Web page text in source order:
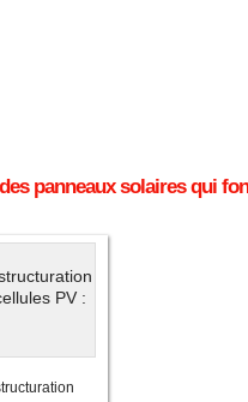
panneaux solaires qui